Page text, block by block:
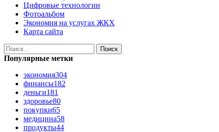
Цифровые технологии
Фотоальбом
Экономия на услугах ЖКХ
Карта сайта
Найти:
Популярные метки
экономия304
финансы182
деньги181
здоровье80
покупки65
медицина58
продукты44